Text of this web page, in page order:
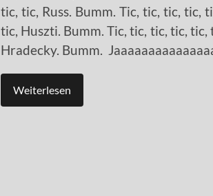
tic, tic, Russ. Bumm. Tic, tic, tic, tic,
tic, Huszti. Bumm. Tic, tic, tic, tic, tic,
Hradecky. Bumm.
Weiterlesen